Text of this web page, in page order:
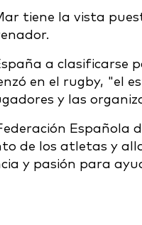
tiene la vista
a clasificarse
en el rugby, "el
y las
Española
de los atletas y
y pasión para